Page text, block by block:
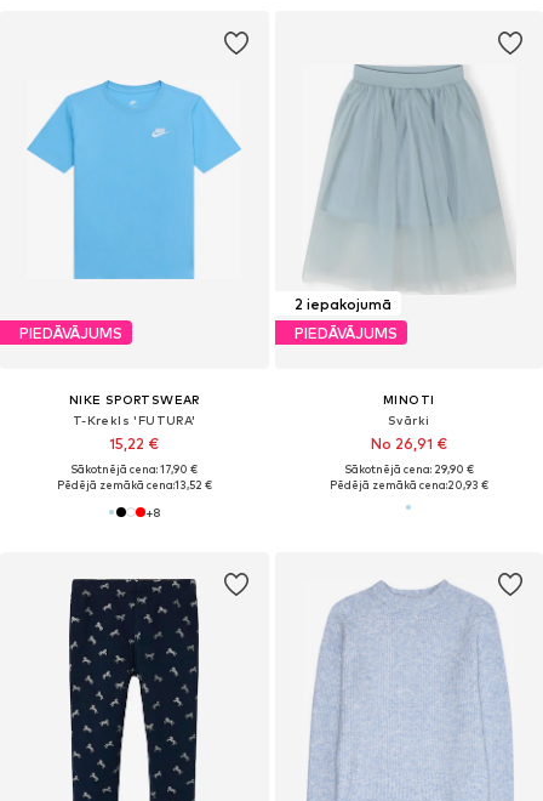
PIEDĀVĀJUMS
NIKE SPORTSWEAR
T-Krekls 'FUTURA'
15,22 €
Sākotnējā cena: 17,90 €
Pēdējā zemākā cena:13,52 €
+8
2 iepakojumā
PIEDĀVĀJUMS
MINOTI
Svārki
No 26,91 €
Sākotnējā cena: 29,90 €
Pēdējā zemākā cena:20,93 €